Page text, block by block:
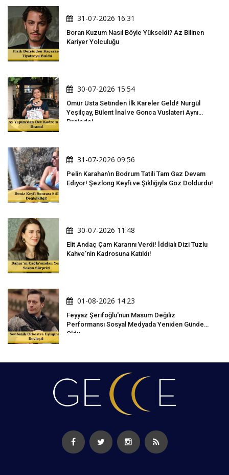
31-07-2026 16:31
Boran Kuzum Nasıl Böyle Yükseldi? Az Bilinen
Kariyer Yolculuğu
30-07-2026 15:54
Ömür Usta Setinden İlk Kareler Geldi! Nurgül
Yeşilçay, Bülent İnal ve Gonca Vuslateri Aynı
Projede!
31-07-2026 09:56
Pelin Karahan'ın Bodrum Tatili Tam Gaz Devam
Ediyor! Şezlong Keyfi ve Şıklığıyla Göz Doldurdu!
30-07-2026 11:48
Elit Andaç Çam Kararını Verdi! İddialı Dizi Tuzlu
Kahve'nin Kadrosuna Katıldı!
01-08-2026 14:23
Feyyaz Şerifoğlu'nun Masum Değiliz
Performansı Sosyal Medyada Yeniden Gündem
Oldu